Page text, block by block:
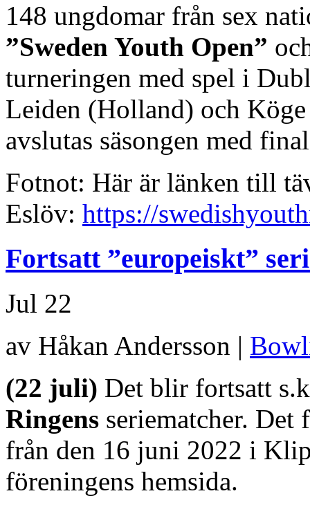
148 ungdomar från sex
”Sweden Youth Open”
turneringen med spel i
Leiden (Holland) och
avslutas säsongen med
Fotnot: Här är länken till
Eslöv: https://
Fortsatt ”europeiskt”
Jul 22
av Håkan Andersson |
(22 juli) Det blir fortsatt
Ringens seriematcher. Det
från den 16 juni 2022 i
föreningens hemsida.